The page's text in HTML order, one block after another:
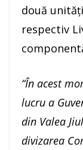
două
respectiv
“În acest
lucru a
din Valea
divizarea